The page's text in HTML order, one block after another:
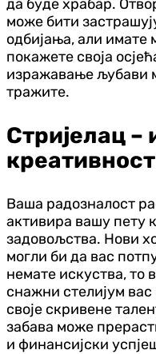
да буде храбар.
може бити
одбијања, али имате
покажете своја
изражавање љубави
тражите.
Стријелац –
Ваша радозналост
активира вашу пету
задовољства. Нови
могли би да вас
немате искуства, то
снажни стелијум
своје скривене
забава може
и финансијски